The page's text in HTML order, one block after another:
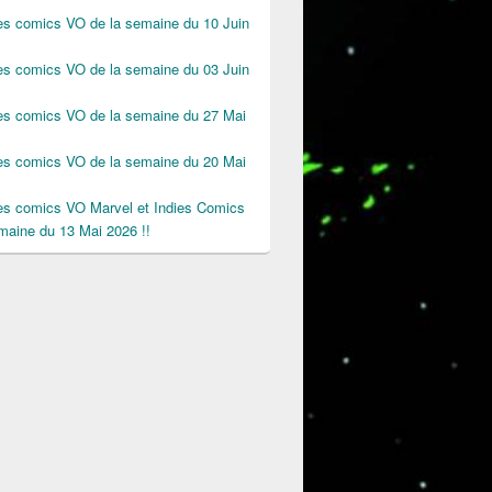
comics VO de la semaine du 10 Juin
comics VO de la semaine du 03 Juin
comics VO de la semaine du 27 Mai
comics VO de la semaine du 20 Mai
comics VO Marvel et Indies Comics
du 13 Mai 2026 !!